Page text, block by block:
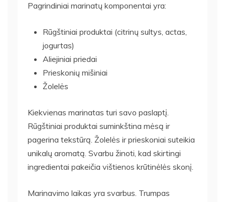
Pagrindiniai marinatų komponentai yra:
Rūgštiniai produktai (citrinų sultys, actas,
jogurtas)
Aliejiniai priedai
Prieskonių mišiniai
Žolelės
Kiekvienas marinatas turi savo paslaptį.
Rūgštiniai produktai suminkština mėsą ir
pagerina tekstūrą. Žolelės ir prieskoniai suteikia
unikalų aromatą. Svarbu žinoti, kad skirtingi
ingredientai pakeičia vištienos krūtinėlės skonį.
Marinavimo laikas yra svarbus. Trumpas